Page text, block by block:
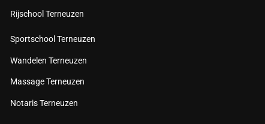
Rijschool Terneuzen
Sportschool Terneuzen
Wandelen Terneuzen
Massage Terneuzen
Notaris Terneuzen